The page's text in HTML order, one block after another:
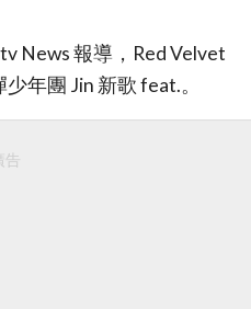
News 報導，Red Velvet
年團 Jin 新歌 feat.。
告